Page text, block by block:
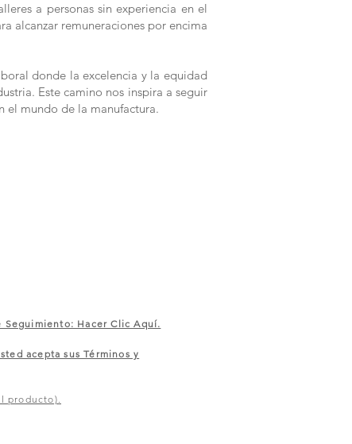
a personas sin experiencia en el
alcanzar remuneraciones por encima
donde la excelencia y la equidad
Este camino nos inspira a seguir
el mundo de la manufactura.
Seguimiento: Hacer Clic Aquí.
acepta sus Términos y
producto).